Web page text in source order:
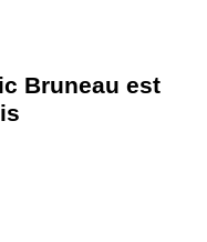
Bruneau est